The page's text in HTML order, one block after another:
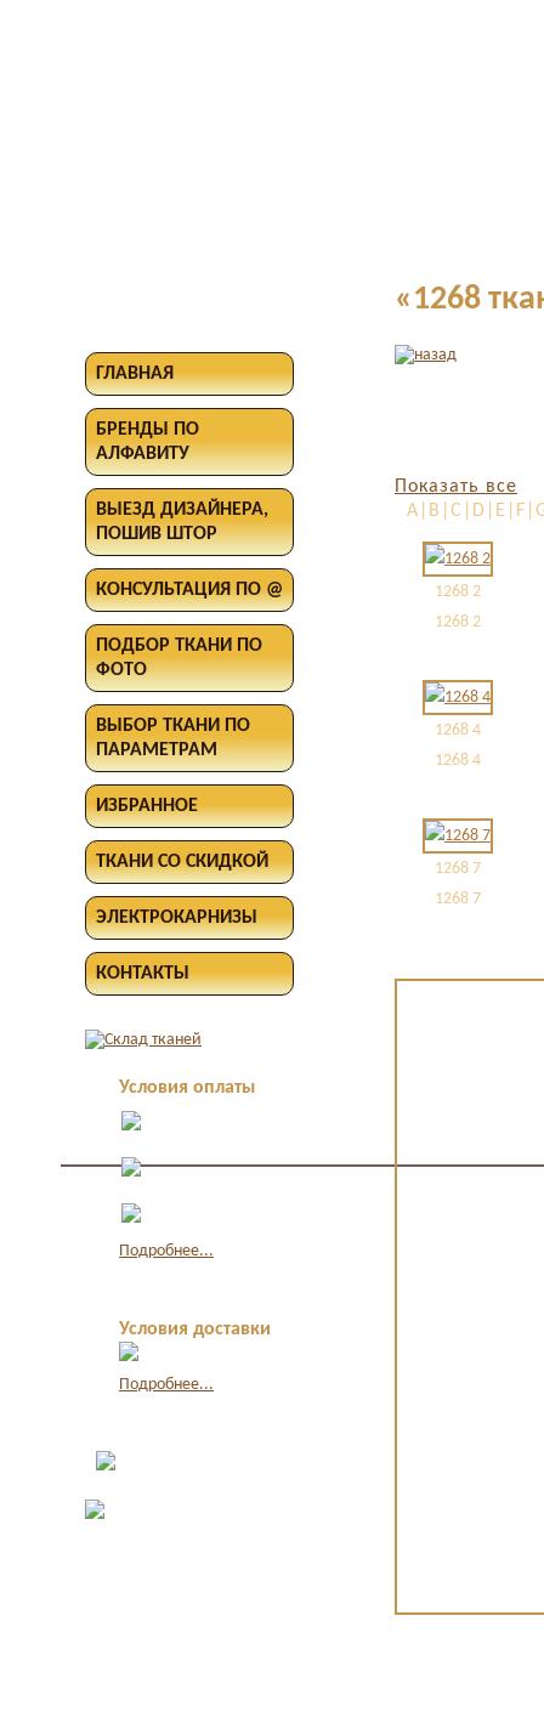
ГЛАВНАЯ
БРЕНДЫ ПО
АЛФАВИТУ
ВЫЕЗД ДИЗАЙНЕРА,
ПОШИВ ШТОР
КОНСУЛЬТАЦИЯ ПО @
ПОДБОР ТКАНИ ПО
ФОТО
ВЫБОР ТКАНИ ПО
ПАРАМЕТРАМ
ИЗБРАННОЕ
ТКАНИ СО СКИДКОЙ
ЭЛЕКТРОКАРНИЗЫ
КОНТАКТЫ
Условия оплаты
Подробнее...
Условия доставки
Подробнее...
«1268
Показать все
1268 2
1268 2
1268 4
1268 4
1268 7
1268 7